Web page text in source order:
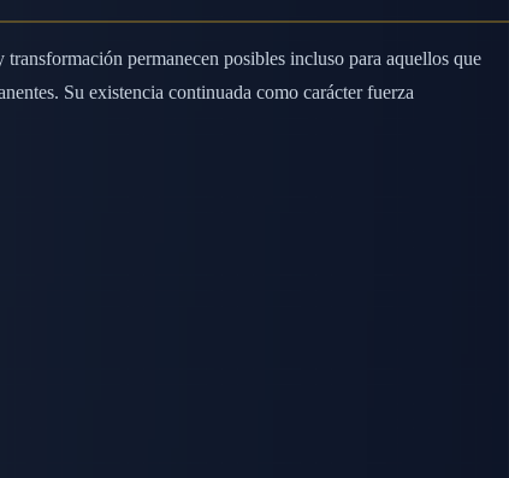
permanecen posibles incluso para aquellos que
Su existencia continuada como carácter fuerza